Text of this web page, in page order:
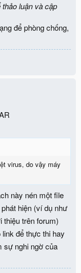
luận và cập
để phòng chống,
virus, do vậy máy
này nén một file
hiện (ví dụ như
thiệu trên forum)
để thực thi hay
sự nghi ngờ của